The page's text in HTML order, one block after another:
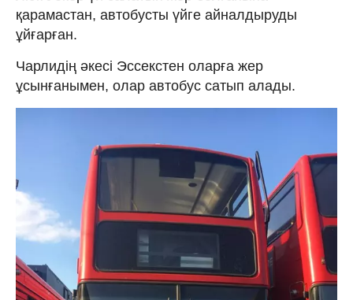
қарамастан, автобусты үйге айналдыруды
ұйғарған.
Чарлидің әкесі Эссекстен оларға жер
ұсынғанымен, олар автобус сатып алады.